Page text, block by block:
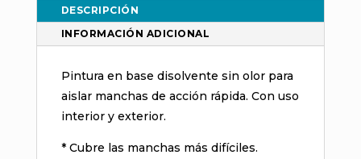
DESCRIPCIÓN
INFORMACIÓN ADICIONAL
Pintura en base disolvente sin olor para
aislar manchas de acción rápida. Con uso
interior y exterior.
* Cubre las manchas más difíciles.